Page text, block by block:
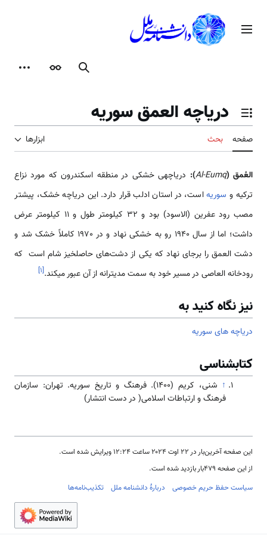
محتوامنوی اصلی
جستجوظاهر
تغییر وضعیت فهرست محتویات
دریاچه العمق سوریه
صفحه بحث ابزارها
العُمق (Al-Eumq
): دریاچه­ی خشکی در منطقه اسکندرون که مورد نزاع
ترکیه و سوریهاست، در استان ادلب قرار دارد. این دریاچه خشک، پیش­تر
مصب رود عفرین (الاسود) بود و 32 کیلومتر طول و 11 کیلومتر عرض
داشت؛ اما از سال 1940 رو به خشکی نهاد و در 1970 کاملاً خشک شد و
دشت العمق را برجای نهاد که یکی از دشت‌های حاصلخیز شام است که
رودخانه العاصی در مسیر خود به سمت مدیترانه از آن عبور می­کند.[۱]
نیز نگاه کنید به
دریاچه های سوریه
کتابشناسی
↑
شنی، کریم (۱۴۰۰). فرهنگ و تاریخ سوریه. تهران: سازمان
فرهنگ و ارتباطات اسلامی( در دست انتشار)
این صفحه آخرین‌بار در ‏۲۲ اوت ۲۰۲۴ ساعت ‏۱۲:۲۴ ویرایش شده است.
از این صفحه ۴۷۹بار بازدید شده است.
سیاست حفظ حریم خصوصی
دربارهٔ دانشنامه ملل تکذیب‌نامه‌ها